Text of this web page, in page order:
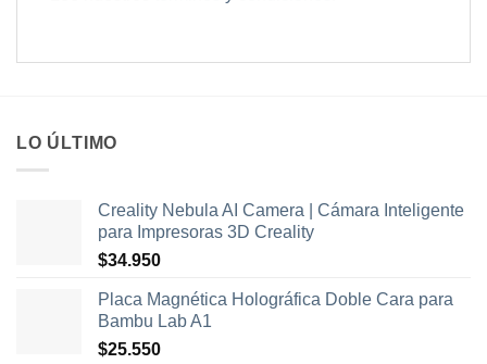
LO ÚLTIMO
Creality Nebula AI Camera | Cámara Inteligente
para Impresoras 3D Creality
$34.950
Placa Magnética Holográfica Doble Cara para
Bambu Lab A1
$25.550